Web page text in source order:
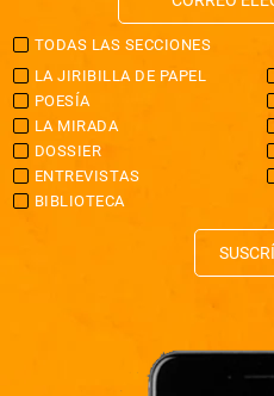
TODAS LAS SECCIONES
LA JIRIBILLA DE PAPEL
POESÍA
LA MIRADA
DOSSIER
ENTREVISTAS
BIBLIOTECA